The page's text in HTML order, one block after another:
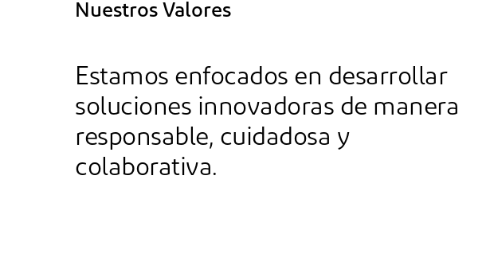
Nuestros Valores
Estamos enfocados en desarrollar
soluciones innovadoras de manera
responsable, cuidadosa y
colaborativa.